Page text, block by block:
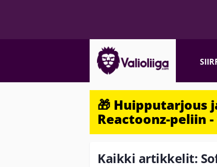
🎁 Huipputarjous
Reactoonz-peliin
Kaikki artikkelit: